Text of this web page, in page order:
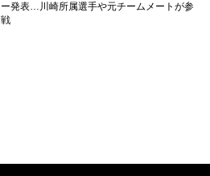
ー発表…川崎所属選手や元チームメートが参
戦